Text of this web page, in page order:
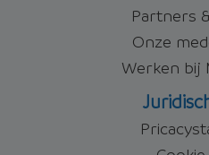
Partners
Onze
Werken bij